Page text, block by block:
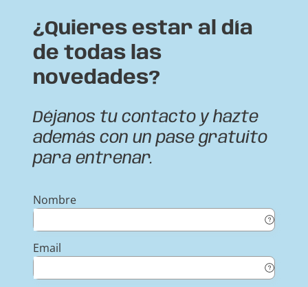
¿Quieres estar al día
de todas las
novedades?
Déjanos tu contacto y hazte
además con un pase gratuito
para entrenar.
Nombre
Email